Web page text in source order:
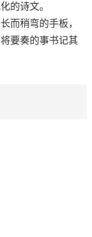
的诗文。
稍弯的手板，
要奏的事书记其